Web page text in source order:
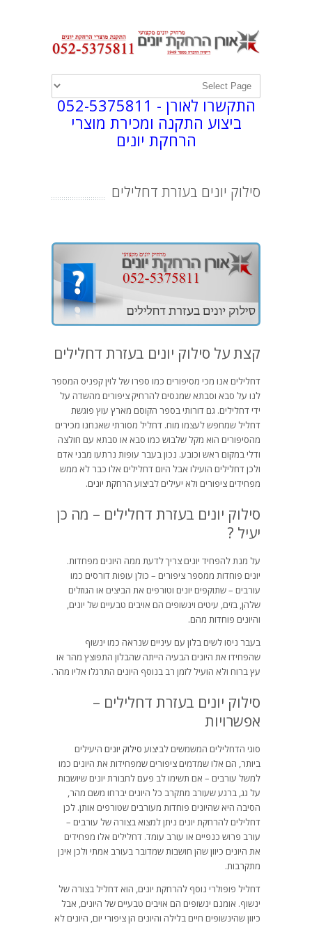
התקשרו לאורן -052-5375811
ביצוע התקנה ומכירת מוצרי
הרחקת יונים
סילוק יונים בעזרת דחלילים
קצת על סילוק יונים בעזרת דחלילים
דחלילים אנו מכי מסיפורים כמו ספרו של לוין קפניס המספר
לנו על סבא וסבתא שמנסים להרחיק ציפורים מהשדה על
ידי דחלילים. גם דורותי בספר הקוסם מארץ עוץ פוגשת
דחליל שמחפש לעצמו מוח. דחליל מסורתי שאנחנו מכירים
מהסיפורים הוא מקל שלבוש כמו סבא או סבתא עם חולצה
ודלי במקום ראש וכובע. נכון בעבר עופות נרתעו מבני אדם
ולכן דחלילים הועילו אבל היום דחלילים אלו כבר לא ממש
מפחידים ציפורים ולא יעילים לביצוע הרחקת יונים.
סילוק יונים בעזרת דחלילים – מה כן
יעיל ?
על מנת להפחיד יונים צריך לדעת ממה היונים מפחדות.
יונים פוחדות ממספר ציפורים – כולן עופות דורסים כמו
עורבים – שתוקפים יונים וטורפים את הביצים או הגוזלים
שלהן, בזים, עיטים וינשופים הם אויבים טבעיים של יונים,
והיונים פוחדות מהם.
בעבר ניסו לשים בלון עם עיניים שנראה כמו ינשוף
שהפחידו את היונים הבעיה הייתה שהבלון התפוצץ מהר או
עץ ברוח ולא הועיל לזמן רב בנוסף היונים התרגלו אליו מהר.
סילוק יונים בעזרת דחלילים –
אפשרויות
סוגי הדחלילים המשמשים לביצוע סילוק יונים היעילים
ביותר, הם אלו שמדמים ציפורים שמפחידות את היונים כמו
למשל עורבים – אם תשימו לב פעם לחבורת יונים שיושבות
על גג, ברגע שעורב מתקרב כל היונים יברחו משם מהר,
הסיבה היא שהיונים פוחדות מעורבים שטורפים אותן. לכן
דחלילים להרחקת יונים ניתן למצוא בצורה של עורבים –
עורב פרוש כנפיים או עורב עומד. דחלילים אלו מפחידים
את היונים כיוון שהן חושבות שמדובר בעורב אמתי ולכן אינן
מתקרבות.
דחליל פופולרי נוסף להרחקת יונים, הוא דחליל בצורה של
ינשוף. אומנם ינשופים הם אויבים טבעיים של היונים, אבל
כיוון שהינשופים חיים בלילה והיונים הן ציפורי יום, היונים לא